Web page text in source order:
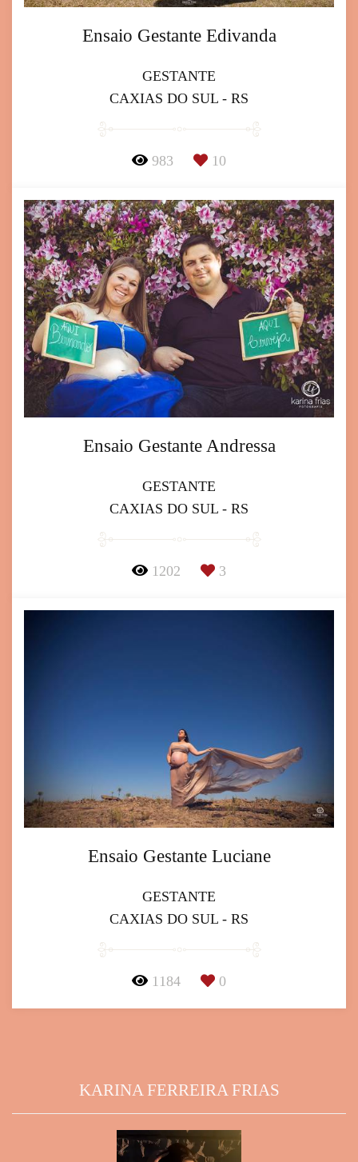
Ensaio Gestante Edivanda
GESTANTE
CAXIAS DO SUL - RS
983 10
Ensaio Gestante Andressa
GESTANTE
CAXIAS DO SUL - RS
1202 3
Ensaio Gestante Luciane
GESTANTE
CAXIAS DO SUL - RS
1184 0
KARINA FERREIRA FRIAS